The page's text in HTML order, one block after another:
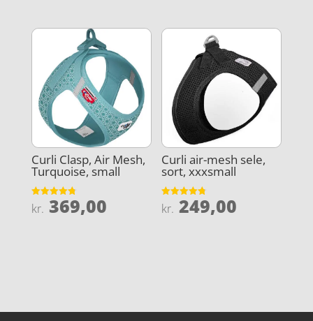
Curli Clasp, Air Mesh,
Turquoise, small
Vurderet
4.8
kr. 369,00
Curli air-mesh sele,
sort, xxxsmall
Vurderet
4.8
kr. 249,00